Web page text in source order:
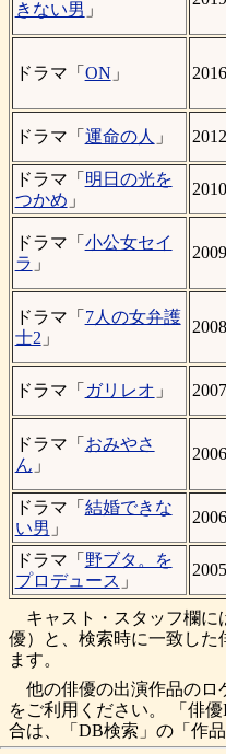
きない男 」
ドラマ「 ON 」
ドラマ「 運命の人 」
ドラマ「 明日の光を
つかめ 」
ドラマ「 小公女セイ
ラ 」
ドラマ「 7人の女弁護
士2 」
ドラマ「 ガリレオ 」
ドラマ「 おみやさ
ん 」
ドラマ「 結婚できな
い男 」
ドラマ「 野ブタ。を
プロデュース 」
キャスト・スタッフ欄に
優）と、検索時に一致した
ます。
他の俳優の出演作品のロ
をご利用ください。 「俳
合は、「DB検索」の「作